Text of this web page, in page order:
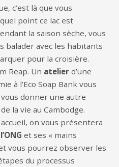
c’est là que vous
point ce lac est
la saison sèche, vous
balader avec les habitants
pour la croisière.
Reap. Un atelier d’une
à l’Eco Soap Bank vous
donner une autre
la vie au Cambodge.
on vous présentera
l’ONG et ses « mains
vous pourrez observer les
du processus